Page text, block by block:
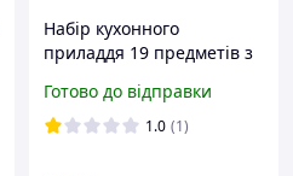
Набір кухонного
приладдя 19 предметів з
дошкою набором ножів
ZP-0102 Onestore
Готово до відправки
1.0 (1)